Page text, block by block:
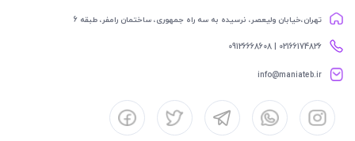
تهران،خیابان ولیعصر، نرسیده به سه راه جمهوری، ساختمان رامفر، طبقه 6
02166174826 | 09126668608
info@maniateb.ir